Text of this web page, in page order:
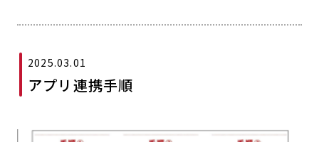
2025.03.01
アプリ連携手順